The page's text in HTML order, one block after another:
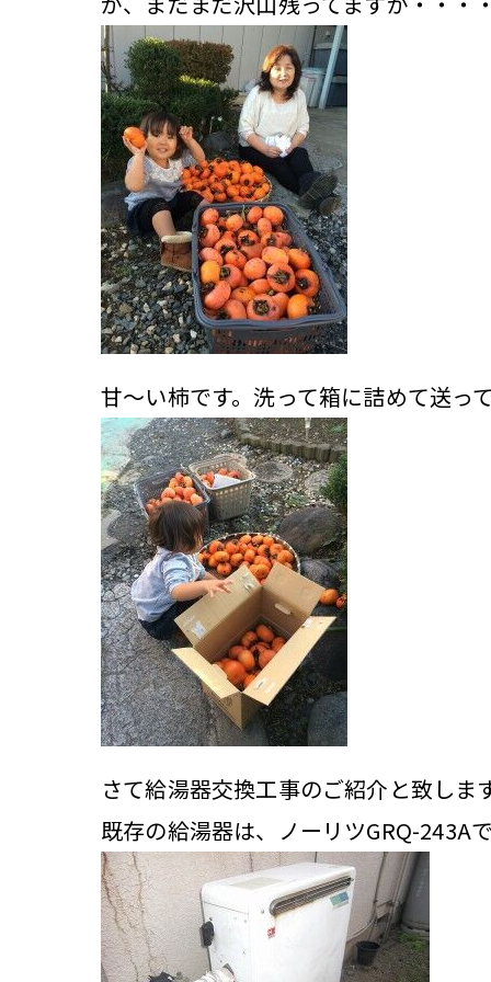
甘～い柿です。洗って箱に詰めて送っ
さて給湯器交換工事のご紹介と致します
既存の給湯器は、ノーリツGRQ-243A